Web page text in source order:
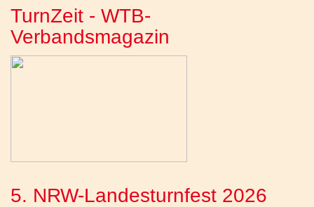
TurnZeit - WTB-
Verbandsmagazin
5. NRW-Landesturnfest 2026